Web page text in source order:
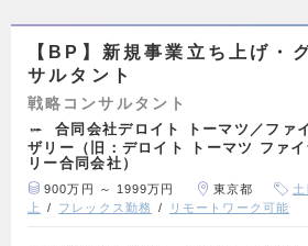
【BP】新規事業立ち上げ・
サルタント
戦略コンサルタント
合同会社デロイト トーマツ／ファ
ザリー（旧：デロイト トーマツ ファ
リー合同会社）
900万円 ～ 1999万円 東京都
上
フレックス勤務 リモートワーク可能